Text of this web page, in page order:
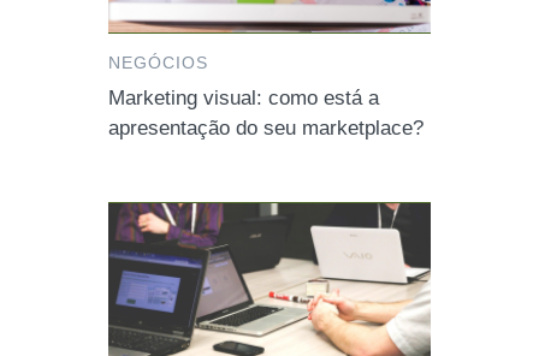
NEGÓCIOS
Marketing visual: como está a
apresentação do seu marketplace?